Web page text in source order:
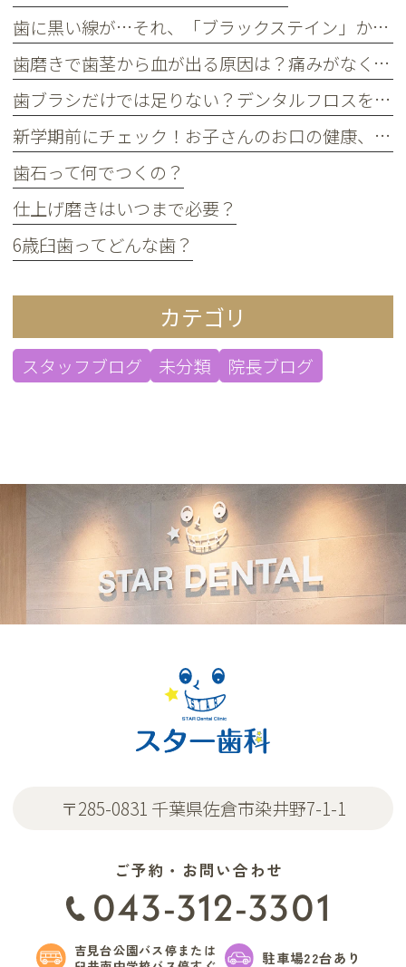
歯に黒い線が…それ、「ブラックステイン」かもしれません！
歯磨きで歯茎から血が出る原因は？痛みがなくても受診すべき判断基準
歯ブラシだけでは足りない？デンタルフロスを使うメリット
新学期前にチェック！お子さんのお口の健康、大丈夫？
歯石って何でつくの？
仕上げ磨きはいつまで必要？
6歳臼歯ってどんな歯？
カテゴリ
スタッフブログ 未分類 院長ブログ
〒285-0831 千葉県佐倉市染井野7-1-1
ご予約・お問い合わせ
043-312-3301
吉見台公園バス停または
駐車場22台あり